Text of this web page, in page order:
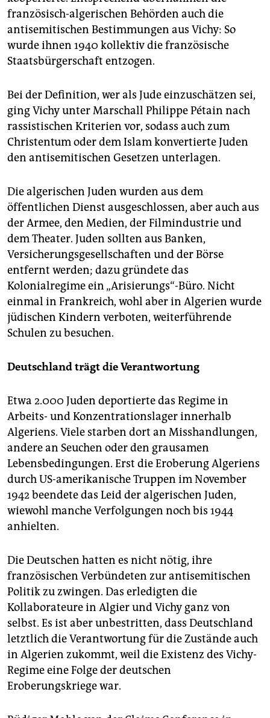
französisch-algerischen Behörden auch die
antisemitischen Bestimmungen aus Vichy: So
wurde ihnen 1940 kollektiv die französische
Staatsbürgerschaft entzogen.
Bei der Definition, wer als Jude einzuschätzen sei,
ging Vichy unter Marschall Philippe Pétain nach
rassistischen Kriterien vor, sodass auch zum
Christentum oder dem Islam konvertierte Juden
den antisemitischen Gesetzen unterlagen.
Die algerischen Juden wurden aus dem
öffentlichen Dienst ausgeschlossen, aber auch aus
der Armee, den Medien, der Filmindustrie und
dem Theater. Juden sollten aus Banken,
Versicherungsgesellschaften und der Börse
entfernt werden; dazu gründete das
Kolonialregime ein „Arisierungs“-Büro. Nicht
einmal in Frankreich, wohl aber in Algerien wurde
jüdischen Kindern verboten, weiterführende
Schulen zu besuchen.
Deutschland trägt die Verantwortung
Etwa 2.000 Juden deportierte das Regime in
Arbeits- und Konzentrationslager innerhalb
Algeriens. Viele starben dort an Misshandlungen,
andere an Seuchen oder den grausamen
Lebensbedingungen. Erst die Eroberung Algeriens
durch US-amerikanische Truppen im November
1942 beendete das Leid der algerischen Juden,
wiewohl manche Verfolgungen noch bis 1944
anhielten.
Die Deutschen hatten es nicht nötig, ihre
französischen Verbündeten zur antisemitischen
Politik zu zwingen. Das erledigten die
Kollaborateure in Algier und Vichy ganz von
selbst. Es ist aber unbestritten, dass Deutschland
letztlich die Verantwortung für die Zustände auch
in Algerien zukommt, weil die Existenz des Vichy-
Regime eine Folge der deutschen
Eroberungskriege war.